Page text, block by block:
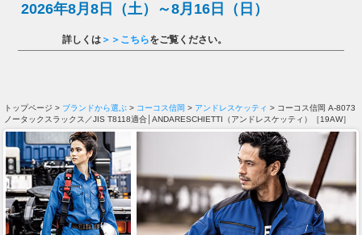
2026年8月8日（土）～8月16日（日）
詳しくは ＞＞こちらをご覧ください。
トップページ > ブランドから選ぶ > コーコス信岡 > アンドレスケッティ > コーコス信岡 A-8073
ノータックスラックス／JIS T8118適合│ANDARESCHIETTI（アンドレスケッティ）［19AW］